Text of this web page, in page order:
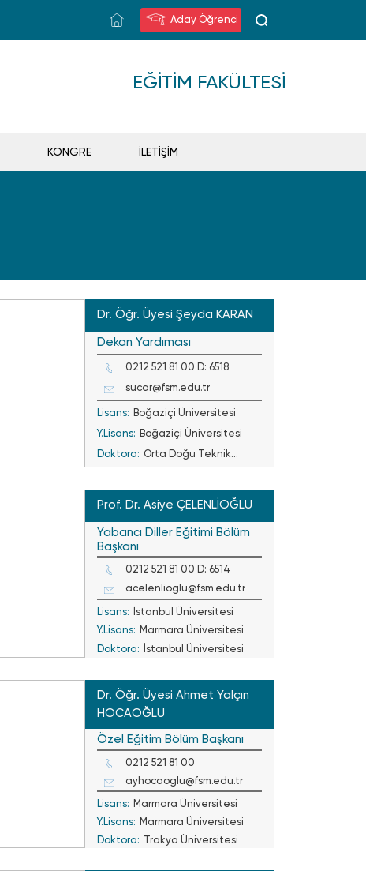
Aday Öğrenci
EĞITIM FAKÜLTESI
KONGRE İLETİŞİM
Dr. Öğr. Üyesi Şeyda KARAN
Dekan Yardımcısı
0212 521 81 00 D: 6518
sucar@fsm.edu.tr
Lisans: Boğaziçi Üniversitesi
Y.Lisans: Boğaziçi Üniversitesi
Doktora: Orta Doğu Teknik
Prof. Dr. Asiye ÇELENLİOĞLU
Yabancı Diller Eğitimi Bölüm
Başkanı
0212 521 81 00 D: 6514
acelenlioglu@fsm.edu.tr
Lisans: İstanbul Üniversitesi
Y.Lisans: Marmara Üniversitesi
Doktora: İstanbul Üniversitesi
Dr. Öğr. Üyesi Ahmet Yalçın
HOCAOĞLU
Özel Eğitim Bölüm Başkanı
0212 521 81 00
ayhocaoglu@fsm.edu.tr
Lisans: Marmara Üniversitesi
Y.Lisans: Marmara Üniversitesi
Doktora: Trakya Üniversitesi